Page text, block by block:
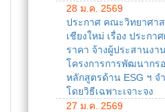
28 ม.ค. 2569
ประกาศ คณะวิทยาศา
เชียงใหม่ เรื่อง ประกา
ราคา จ้างผู้ประสานงา
โครงการการพัฒนากร
หลักสูตรด้าน ESG ฯ จ
โดยวิธีเฉพาะเจาะจง
27 ม.ค. 2569